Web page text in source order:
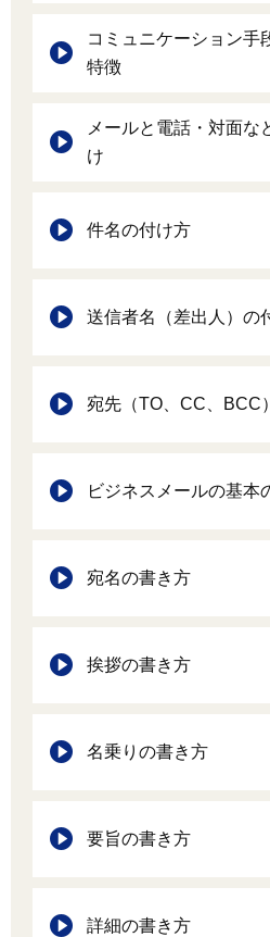
コミュニケーション手
特徴
メールと電話・対面な
け
件名の付け方
送信者名（差出人）の
宛先（TO、CC、BCC
ビジネスメールの基本
宛名の書き方
挨拶の書き方
名乗りの書き方
要旨の書き方
詳細の書き方